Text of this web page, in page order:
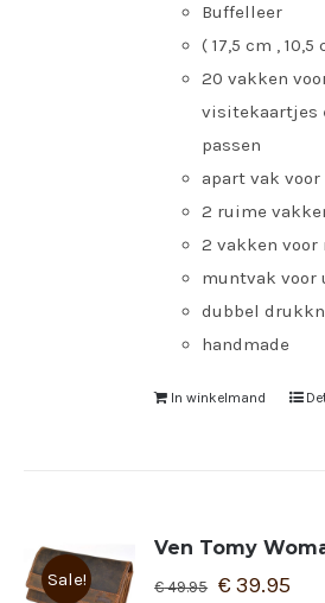
Buffelleer
( 17,5 cm ,
20 vakken
visitekaartjes
passen
apart vak
2 ruime
2 vakken
muntvak voor
dubbel
handmade
In winkelmand
Sale!
Ven Tomy
€49.95 € 39.95